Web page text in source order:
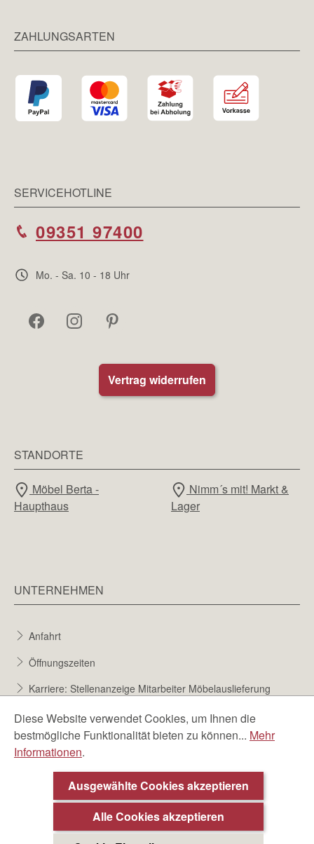
ZAHLUNGSARTEN
SERVICEHOTLINE
09351 97400
Mo. - Sa. 10 - 18 Uhr
Vertrag widerrufen
STANDORTE
Möbel Berta -
Haupthaus
Nimm´s mit! Markt &
Lager
UNTERNEHMEN
Anfahrt
Öffnungszeiten
Karriere: Stellenanzeige Mitarbeiter Möbelauslieferung
Karriere bei Möbel Berta
Bewerbungsformular
Diese Website verwendet Cookies, um Ihnen die
bestmögliche Funktionalität bieten zu können... Mehr
Informationen.
Ausgewählte Cookies akzeptieren
Alle Cookies akzeptieren
Beratungstermin ❯